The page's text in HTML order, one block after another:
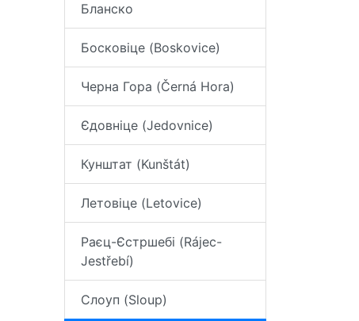
Бланско
Босковіце (Boskovice)
Черна Гора (Černá Hora)
Єдовніце (Jedovnice)
Кунштат (Kunštát)
Летовіце (Letovice)
Раєц-Єстршебі (Rájec-
Jestřebí)
Слоуп (Sloup)